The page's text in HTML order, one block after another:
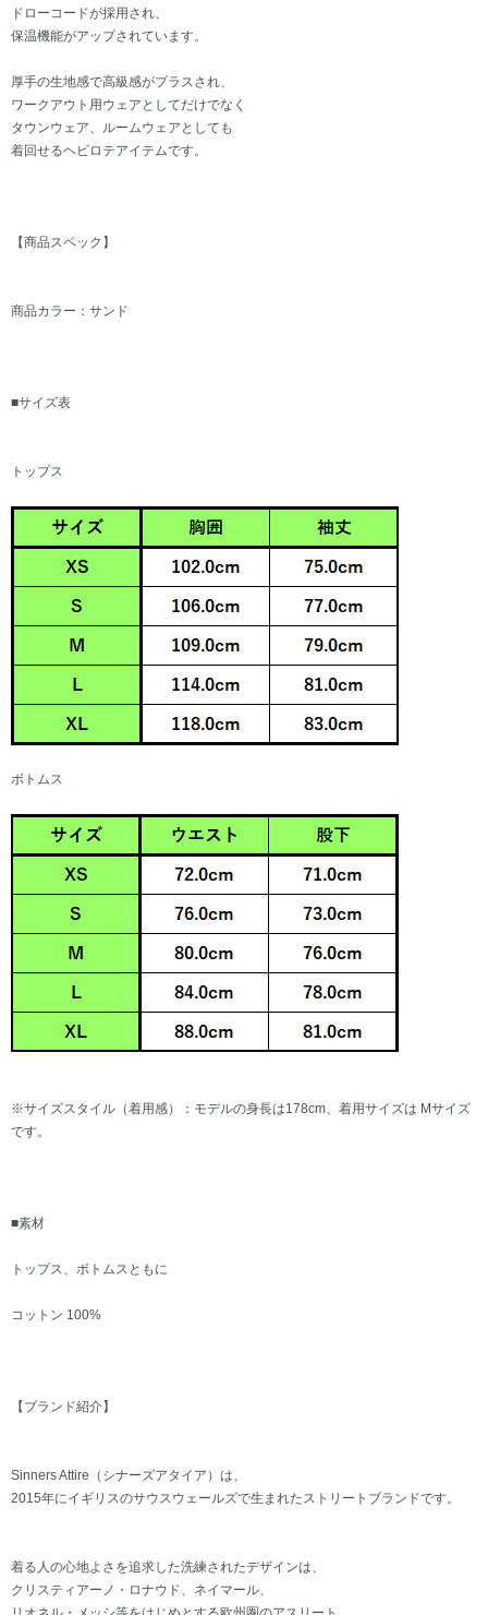
ドローコードが採用され、
保温機能がアップされています。
厚手の生地感で高級感がプラスされ、
ワークアウト用ウェアとしてだけでなく
タウンウェア、ルームウェアとしても
着回せるヘビロテアイテムです。
【商品スペック】
商品カラー：サンド
■サイズ表
トップス
ボトムス
※サイズスタイル（着用感）：モデルの身長は178cm、着用サイズは Mサイズ
です。
■素材
トップス、ボトムスともに
コットン 100%
【ブランド紹介】
Sinners Attire（シナーズアタイア）は、
2015年にイギリスのサウスウェールズで生まれたストリートブランドです。
着る人の心地よさを追求した洗練されたデザインは、
クリスティアーノ・ロナウド、ネイマール、